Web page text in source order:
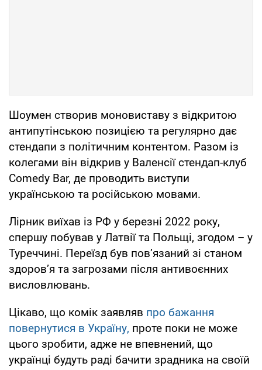
Шоумен створив моновиставу з відкритою
антипутінською позицією та регулярно дає
стендапи з політичним контентом. Разом із
колегами він відкрив у Валенсії стендап-клуб
Comedy Bar, де проводить виступи
українською та російською мовами.
Лірник виїхав із РФ у березні 2022 року,
спершу побував у Латвії та Польщі, згодом – у
Туреччині. Переїзд був пов’язаний зі станом
здоров’я та загрозами після антивоєнних
висловлювань.
Цікаво, що комік заявляв про бажання
повернутися в Україну, проте поки не може
цього зробити, адже не впевнений, що
українці будуть раді бачити зрадника на своїй